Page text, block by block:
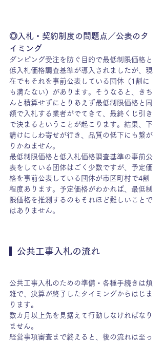
◎入札・契約制度の問題点／公表のタ
イミング
ダンピング受注を防ぐ目的で最低制限価格と
低入札価格調査基準が導入されましたが、現
在でもそれを事前公表している団体（1割に
も満たない）があります。そうなると、きち
んと積算せずにとりあえず最低制限価格と同
額で入札する業者がでてきて、最終くじ引き
で決まるということが起こります。結果、下
請けにしわ寄せが行き、品質の低下にも繋が
りかねません。
最低制限価格と低入札価格調査基準の事前公
表をしている団体はごく少数ですが、予定価
格を事前公表している団体が市区町村で4割
程度あります。予定価格がわかれば、最低制
限価格を推測するのもそれほど難しいことで
はありません。
  公共工事入札の流れ
公共工事入札のための準備・各種手続きは煩
雑で、決算が終了したタイミングからはじま
ります。
数カ月以上先を見据えて行動しなければなり
ません。
経営事項審査まで終えると、後の流れは至っ